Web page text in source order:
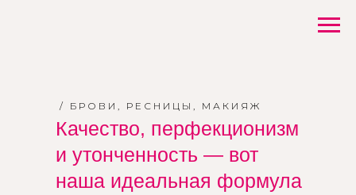
Качество, перфекционизм
и утонченность — вот
наша идеальная формула
/ БРОВИ, РЕСНИЦЫ, МАКИЯЖ